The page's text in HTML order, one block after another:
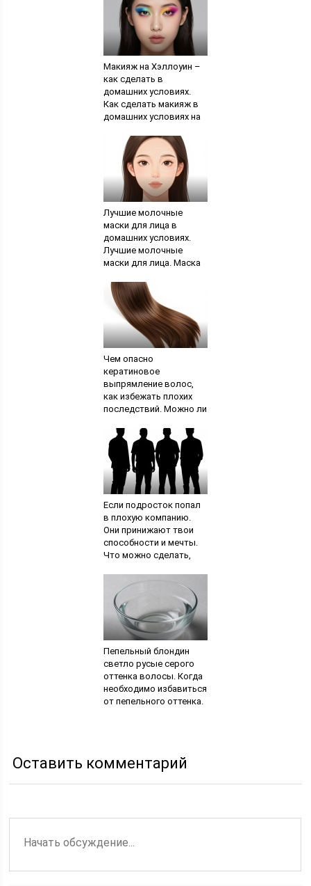
Макияж на Хэллоуин –
как сделать в
домашних условиях.
Как сделать макияж в
домашних условиях на
Лучшие молочные
маски для лица в
домашних условиях.
Лучшие молочные
маски для лица. Маска
омолаживания кожи
лица
Чем опасно
кератиновое
выпрямление волос,
как избежать плохих
последствий. Можно ли
выпрямление на
нарощенные волосы
Если подросток попал
в плохую компанию.
Они принижают твои
способности и мечты.
Что можно сделать,
Пепельный блондин
светло русые серого
оттенка волосы. Когда
необходимо избавиться
от пепельного оттенка.
Оставить комментарий